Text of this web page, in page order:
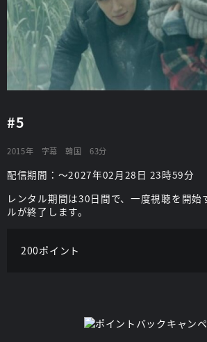
#5
2015年 字幕 韓国 63分
配信期間：～2027年02月28日 23時59分
レンタル期間は30日間で、一度視聴を開始
ルが終了します。
200ポイント